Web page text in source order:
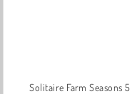
Solitaire Farm Seasons 5